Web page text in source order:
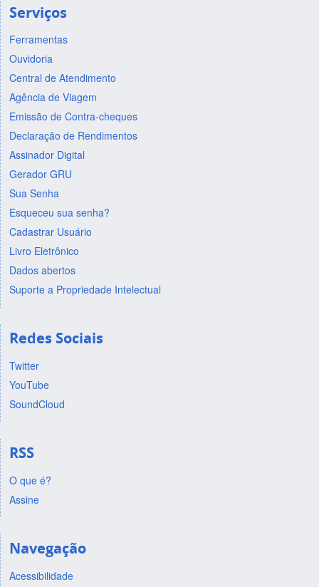
Serviços
Ferramentas
Ouvidoria
Central de Atendimento
Agência de Viagem
Emissão de Contra-cheques
Declaração de Rendimentos
Assinador Digital
Gerador GRU
Sua Senha
Esqueceu sua senha?
Cadastrar Usuário
Livro Eletrônico
Dados abertos
Suporte a Propriedade Intelectual
Redes Sociais
Twitter
YouTube
SoundCloud
RSS
O que é?
Assine
Navegação
Acessibilidade